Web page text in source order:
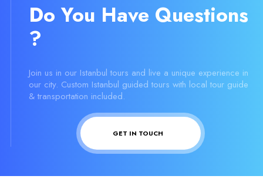
Do You Have Questions
?
Join us in our Istanbul tours and live a unique experience in
our city. Custom Istanbul guided tours with local tour guide
& transportation included.
GET IN TOUCH